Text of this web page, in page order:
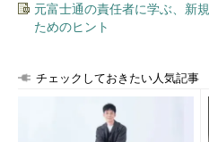
元富士通の責任者に学ぶ、新
ためのヒント
チェックしておきたい人気記事